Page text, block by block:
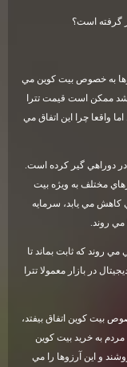
گرفته است؟
به خصوص بيت كوين مي
ممكن است قيمت تترا
واقعا چرا اين اتفاق مي
در دوراهي گير كرده است.
مختلف به ويژه بيت
مي يابد، سرمايه
روند.
روند كه ثابت بماند تا
در بازار معمولا تترا
بيت كوين اتفاق بيفتد،
به خريد بيت كوين
و اين آرزوها را مي